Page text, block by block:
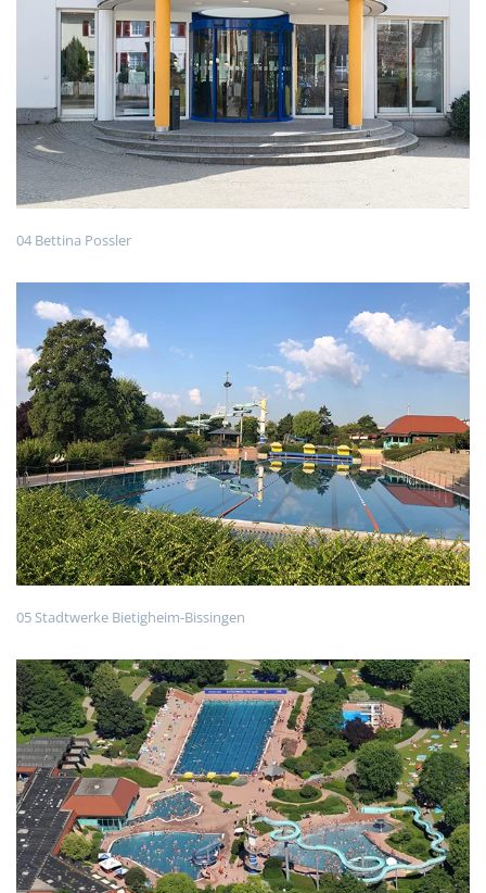
04 Bettina Possler
05 Stadtwerke Bietigheim-Bissingen